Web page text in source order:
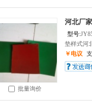
批量询价
河北厂
型号:
垫样式河
￥电议